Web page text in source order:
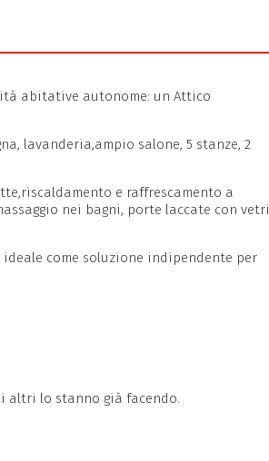
abitative autonome: un Attico
lavanderia,ampio salone, 5 stanze, 2
e raffrescamento a
nei bagni, porte laccate con vetri
come soluzione indipendente per
altri lo stanno già facendo.